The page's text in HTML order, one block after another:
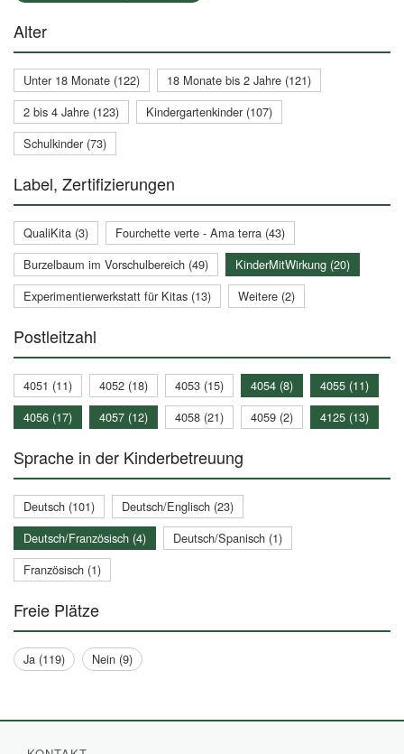
Alter
Unter 18 Monate (122)
18 Monate bis 2 Jahre (121)
2 bis 4 Jahre (123)
Kindergartenkinder (107)
Schulkinder (73)
Label, Zertifizierungen
QualiKita (3)
Fourchette verte - Ama terra (43)
Burzelbaum im Vorschulbereich (49)
KinderMitWirkung (20)
Experimentierwerkstatt für Kitas (13)
Weitere (2)
Postleitzahl
4051 (11) 4052 (18) 4053 (15) 4054 (8)
4055 (11)
4056 (17)
4057 (12) 4058 (21) 4059 (2) 4125 (13)
Sprache in der Kinderbetreuung
Deutsch (101)
Deutsch/Englisch (23)
Deutsch/Französisch (4)
Deutsch/Spanisch (1)
Französisch (1)
Freie Plätze
Ja (119) Nein (9)